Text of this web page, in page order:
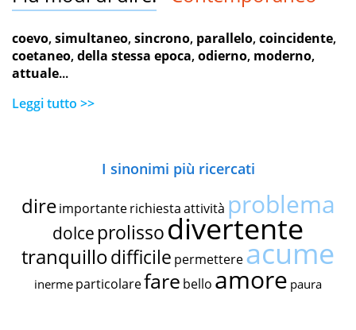
coevo,simultaneo,sincrono, parallelo,coincidente,
coetaneo,della stessa epoca,odierno, moderno,
attuale...
Leggi tutto >>
I sinonimi più ricercati
dire importante richiestaattività problema
dolce prolissodivertente
tranquillodifficile permettereacume
inerme particolarefare bello amore paura